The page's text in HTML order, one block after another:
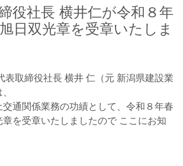
役社長 横井仁が令和８年
日双光章を受章いたしま
表取締役社長 横井 仁（元 新潟県建設業
通関係業務の功績として、令和８年春
を受章いたしましたので ここにお知